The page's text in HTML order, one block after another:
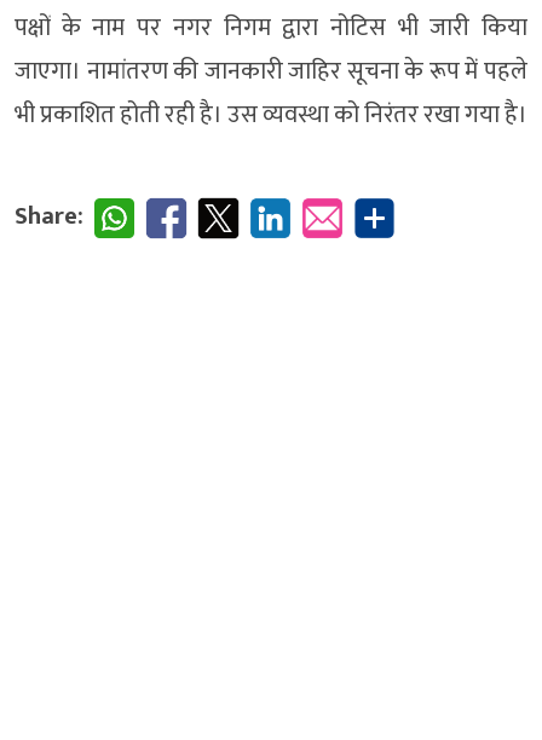
पक्षों के नाम पर नगर निगम द्वारा नोटिस भी जारी किया
जाएगा। नामांतरण की जानकारी जाहिर सूचना के रूप में पहले
भी प्रकाशित होती रही है। उस व्यवस्था को निरंतर रखा गया है।
Share: